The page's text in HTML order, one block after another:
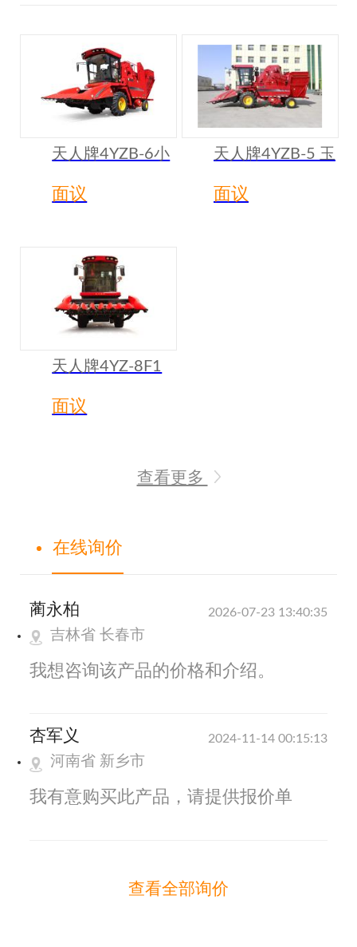
天人牌4YZB-6小
(2200) 玉米联合
面议
天人牌4YZB-5 玉
面议
天人牌4YZ-8F1
面议
查看更多
在线询价
蔺永柏 2026-07-23 13:40:35
吉林省 长春市
我想咨询该产品的价格和介绍。
杏军义 2024-11-14 00:15:13
河南省 新乡市
我有意购买此产品，请提供报价单
查看全部询价